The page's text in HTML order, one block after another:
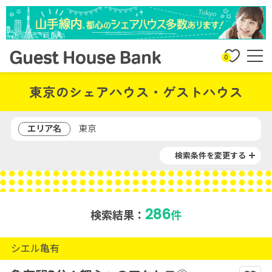
0
東京のシェアハウス・ゲストハウス
エリア名 東京
検索条件を変更する
検索結果： 286件
シエル亀有